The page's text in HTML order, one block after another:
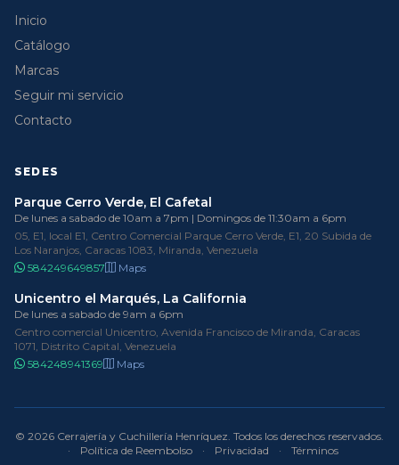
Inicio
Catálogo
Marcas
Seguir mi servicio
Contacto
SEDES
Parque Cerro Verde, El Cafetal
De lunes a sabado de 10am a 7pm | Domingos de 11:30am a 6pm
05, E1, local E1, Centro Comercial Parque Cerro Verde, E1, 20 Subida de
Los Naranjos, Caracas 1083, Miranda, Venezuela
584249649857
Maps
Unicentro el Marqués, La California
De lunes a sabado de 9am a 6pm
Centro comercial Unicentro, Avenida Francisco de Miranda, Caracas
1071, Distrito Capital, Venezuela
584248941369
Maps
© 2026 Cerrajería y Cuchillería Henríquez. Todos los derechos reservados.
·
Política de Reembolso · Privacidad · Términos